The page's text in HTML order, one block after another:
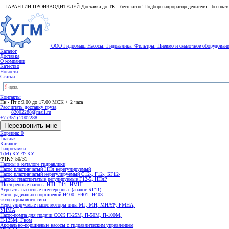
ГАРАНТИИ ПРОИЗВОДИТЕЛЕЙ Доставка до ТК - бесплатно! Подбор гидрораспределителя -
ООО Гидромаш Насосы. Гидравлика. Фильтры. Пневмо и смазочное
Каталог
Доставка
О компании
Качество
Новости
Статьи
Контакты
Пн - Пт с 9.00 до 17.00 МСК + 2 часа
Рассчитать доставку груза
82002288@mail.ru
+7 (351) 2002288
Перезвонить мне
Корзина: 0
Главная -
Каталог -
Гидрозамки -
Т(М) КУ, Ф КУ -
Ф1КУ 50/31
Насосы в каталоге гидравлики
Насос пластинчатый НПл нерегулируемый
Насос пластинчатый нерегулируемый С12-, Г12-, БГ12-
Насосы пластинчатые регулируемые Г12-5, НПлР
Шестеренные насосы НШ, Г11, НМШ
Агрегаты насосные шестеренные (аналог БГ11)
Насос радиально-поршневой Н400, Н401, Н403
эксцентрикового типа
Нерегулируемые насос-моторы типа МГ, МН, МНАФ, РМНА,
УНМА
Насос-помпа для подачи СОЖ П-25М, П-50М, П-100М,
П-125М, Гном
Аксиально-поршневые насосы с гидравлическим управлением